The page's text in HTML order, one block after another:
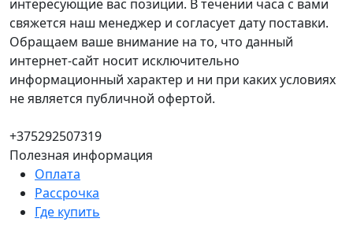
интересующие вас позиции. В течении часа с вами
свяжется наш менеджер и согласует дату поставки.
Обращаем ваше внимание на то, что данный
интернет-сайт носит исключительно
информационный характер и ни при каких условиях
не является публичной офертой.
+375292507319
Полезная информация
Оплата
Рассрочка
Где купить